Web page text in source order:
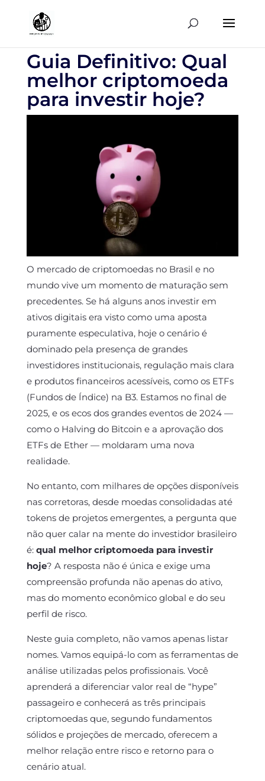
Guia Definitivo: Qual
melhor criptomoeda
para investir hoje?
O mercado de criptomoedas no Brasil e no
mundo vive um momento de maturação sem
precedentes. Se há alguns anos investir em
ativos digitais era visto como uma aposta
puramente especulativa, hoje o cenário é
dominado pela presença de grandes
investidores institucionais, regulação mais clara
e produtos financeiros acessíveis, como os ETFs
(Fundos de Índice) na B3. Estamos no final de
2025, e os ecos dos grandes eventos de 2024 —
como o Halving do Bitcoin e a aprovação dos
ETFs de Ether — moldaram uma nova
realidade.
No entanto, com milhares de opções disponíveis
nas corretoras, desde moedas consolidadas até
tokens de projetos emergentes, a pergunta que
não quer calar na mente do investidor brasileiro
é: qual melhor criptomoeda para investir
hoje? A resposta não é única e exige uma
compreensão profunda não apenas do ativo,
mas do momento econômico global e do seu
perfil de risco.
Neste guia completo, não vamos apenas listar
nomes. Vamos equipá-lo com as ferramentas de
análise utilizadas pelos profissionais. Você
aprenderá a diferenciar valor real de “hype”
passageiro e conhecerá as três principais
criptomoedas que, segundo fundamentos
sólidos e projeções de mercado, oferecem a
melhor relação entre risco e retorno para o
cenário atual.